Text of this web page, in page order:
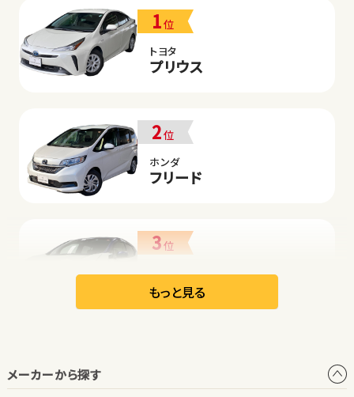
1位
トヨタ
プリウス
2位
ホンダ
フリード
3位
日産
リーフ
1位
もっと見る
メーカーから探す